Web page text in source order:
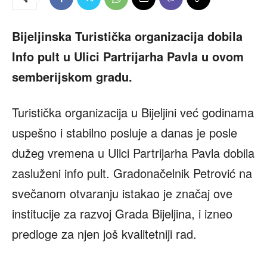
Bijeljinska Turistička organizacija dobila
Info pult u Ulici Partrijarha Pavla u ovom
semberijskom gradu.
Turistička organizacija u Bijeljini već godinama
uspešno i stabilno posluje a danas je posle
dužeg vremena u Ulici Partrijarha Pavla dobila
zasluženi info pult. Gradonačelnik Petrović na
svečanom otvaranju istakao je značaj ove
institucije za razvoj Grada Bijeljina, i izneo
predloge za njen još kvalitetniji rad.